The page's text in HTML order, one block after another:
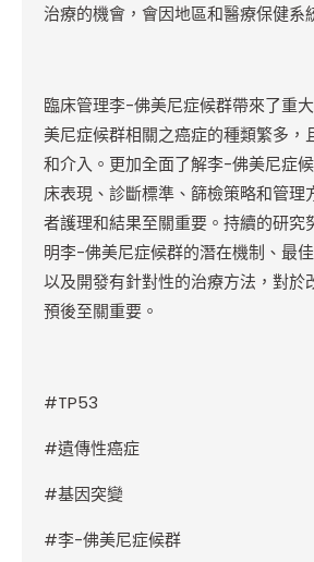
治療的機會，會因地區和醫療保健系
臨床管理李-佛美尼症候群帶來了重
美尼症候群相關之癌症的種類繁多，
和介入。更加全面了解李-佛美尼症
床表現、診斷標準、篩檢策略和管理
者護理和結果至關重要。持續的研究
明李-佛美尼症候群的潛在機制、最
以及開發有針對性的治療方法，對於
預後至關重要。
#TP53
#遺傳性癌症
#基因突變
#李-佛美尼症候群